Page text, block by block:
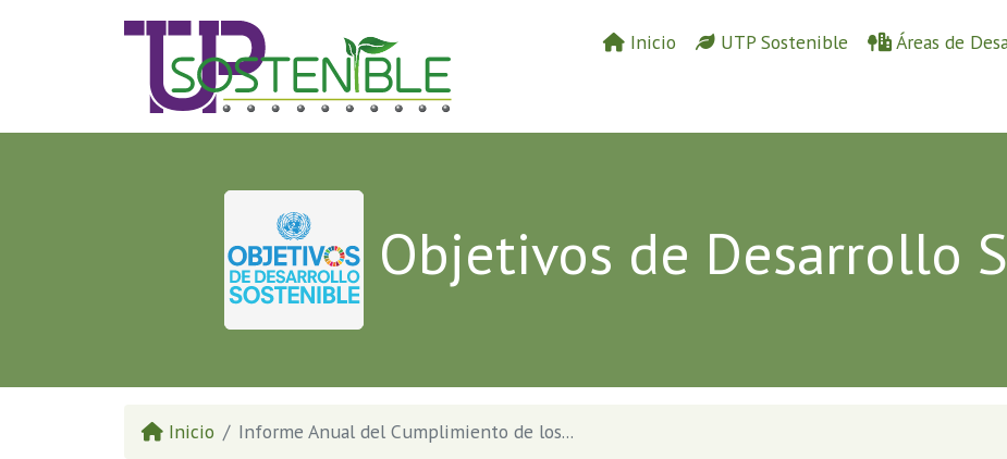
Inicio UTP Sostenible Áreas de
Objetivos de Desarrollo
Inicio Informe Anual del Cumplimiento de los...